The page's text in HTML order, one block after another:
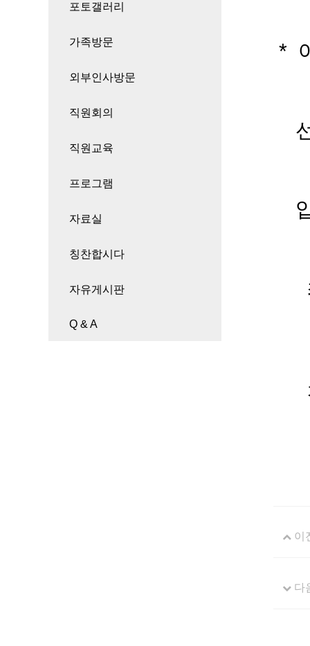
포토갤러리
가족방문
외부인사방문
직원회의
직원교육
프로그램
자료실
칭찬합시다
자유게시판
Q & A
*
이
다